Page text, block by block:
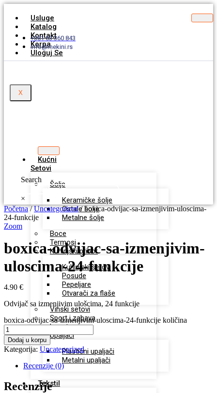
Usluge
Katalog
Kontakt
Korpa
Uloguj Se
X
+381 63 360 843
info@mekini.rs
Kućni
Setovi
Šolje
Keramičke šolje
Ostale šolje
Metalne šolje
Boce
Termosi
Kuhinjski pribor
Kuhinjski setovi
Posude
Pepeljare
Otvarači za flaše
Vinski setovi
Sport i zabava
Lepota
Upaljači
Plastični upaljači
Metalni upaljači
Tekstil
Search
×
Početna/Uncategorized/ boxica-odvijac-sa-izmenjivim-uloscima-
24-funkcije
Zoom
boxica-odvijac-sa-izmenjivim-
uloscima-24-funkcije
4.90 €
Odvijač sa izmenjivim ulošcima, 24 funkcije
boxica-odvijac-sa-izmenjivim-uloscima-24-funkcije količina
Dodaj u korpu
Kategorija: Uncategorized
Recenzije (0)
Recenzije